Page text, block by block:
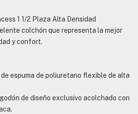
1 1/2 Plaza Alta Densidad
colchón que representa la mejor
y confort.
espuma de poliuretano flexible de alta
de diseño exclusivo acolchado con